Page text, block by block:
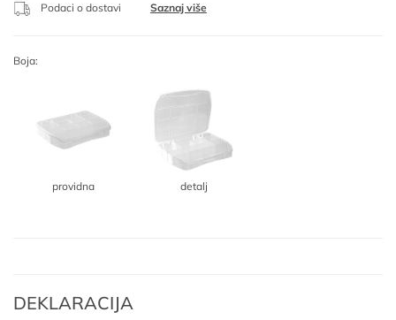
Podaci o dostavi Saznaj više
Boja:
providna detalj
DEKLARACIJA